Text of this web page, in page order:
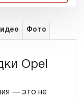
Фото
Opel
— это не